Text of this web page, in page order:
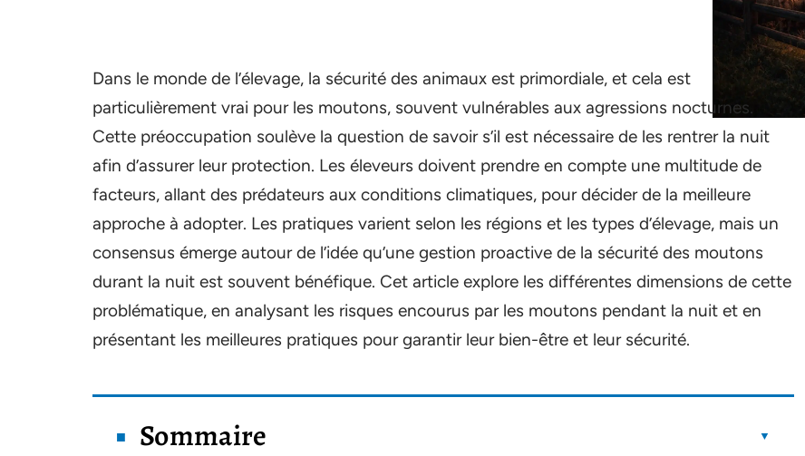
Dans le monde de l’élevage, la sécurité des animaux est primordiale, et cela est
particulièrement vrai pour les moutons, souvent vulnérables aux agressions nocturnes.
Cette préoccupation soulève la question de savoir s’il est nécessaire de les rentrer la nuit
afin d’assurer leur protection. Les éleveurs doivent prendre en compte une multitude de
facteurs, allant des prédateurs aux conditions climatiques, pour décider de la meilleure
approche à adopter. Les pratiques varient selon les régions et les types d’élevage, mais un
consensus émerge autour de l’idée qu’une gestion proactive de la sécurité des moutons
durant la nuit est souvent bénéfique. Cet article explore les différentes dimensions de cette
problématique, en analysant les risques encourus par les moutons pendant la nuit et en
présentant les meilleures pratiques pour garantir leur bien-être et leur sécurité.
Sommaire